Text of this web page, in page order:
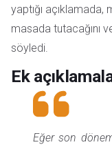
yaptığı açıklamada,
masada tutacağını
söyledi.
Ek
Eğer son